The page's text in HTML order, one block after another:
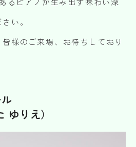
い。
様のご来場、お待ちしており
ゆりえ）